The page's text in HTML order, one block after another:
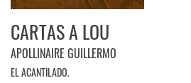
CARTAS A LOU
APOLLINAIRE GUILLERMO
EL ACANTILADO.